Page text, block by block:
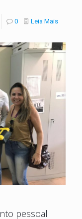
0 Leia Mais
pessoal